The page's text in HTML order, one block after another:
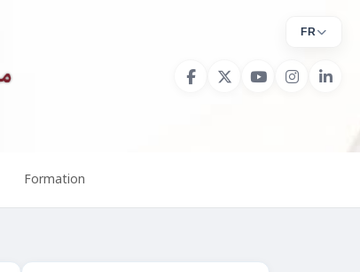
FR
Formation